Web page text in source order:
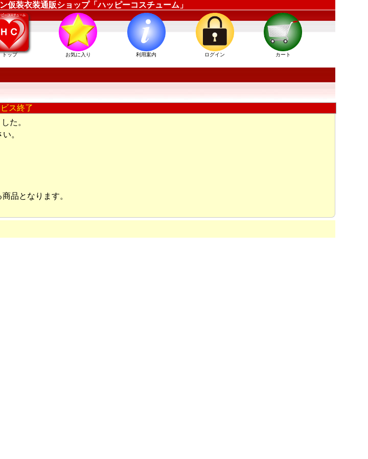
装衣装通販ショップ「ハッピーコスチューム」
トップ お気に入り 利用案内 ログイン カート
ス終了
た。
。
品となります。